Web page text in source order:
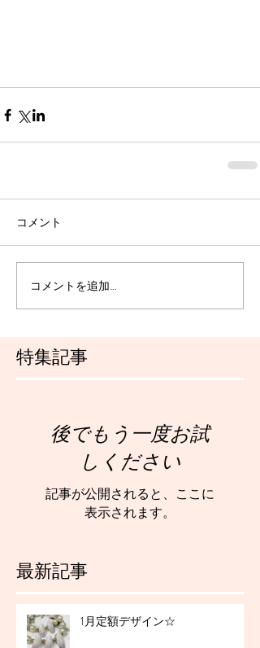
特集記事
最新記事
コメント
コメントを追加…
後でもう一度お試
しください
記事が公開されると、ここに
表示されます。
1月定額デザイン☆